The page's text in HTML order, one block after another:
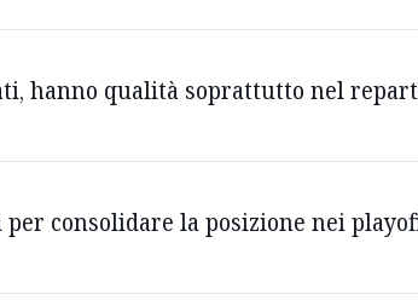
hanno qualità soprattutto nel
consolidare la posizione nei